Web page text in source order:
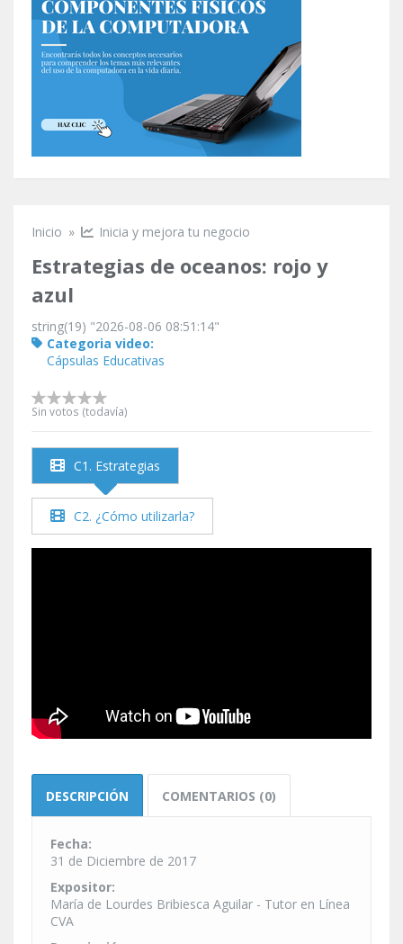
Inicio » Inicia y mejora tu negocio
Estrategias de oceanos: rojo y
azul
string(19) "2026-08-06 08:51:14"
Categoria video:
Cápsulas Educativas
Sin votos (todavía)
C1. Estrategias
C2. ¿Cómo utilizarla?
DESCRIPCIÓN COMENTARIOS (0)
Fecha:
31 de Diciembre de 2017
Expositor:
María de Lourdes Bribiesca Aguilar - Tutor en Línea
CVA